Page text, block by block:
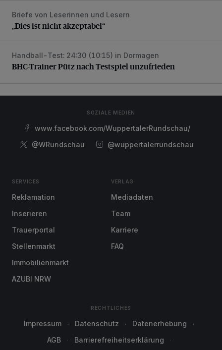
„Dies ist nicht akzeptabel“
Briefe von Leserinnen und Lesern
„Dies ist nicht akzeptabel“
BHC-Trainer Pütz nach Testspiel unzufrieden
Handball-Test: 24:30 (10:15) in Dormagen
BHC-Trainer Pütz nach Testspiel unzufrieden
SOZIALE MEDIEN
www.facebook.com/WuppertalerRundschau/
@WRundschau
@wuppertalerrundschau
SERVICES
Reklamation
Inserieren
Trauerportal
Stellenmarkt
Immobilienmarkt
AZUBI NRW
VERLAG
Mediadaten
Team
Karriere
FAQ
RECHTLICHES
Impressum Datenschutz
Datenerhebung
AGB
Barrierefreiheitserklärung